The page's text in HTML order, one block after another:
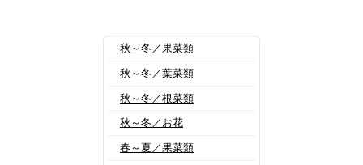
秋～冬／果菜類
秋～冬／葉菜類
秋～冬／根菜類
秋～冬／お花
春～夏／果菜類